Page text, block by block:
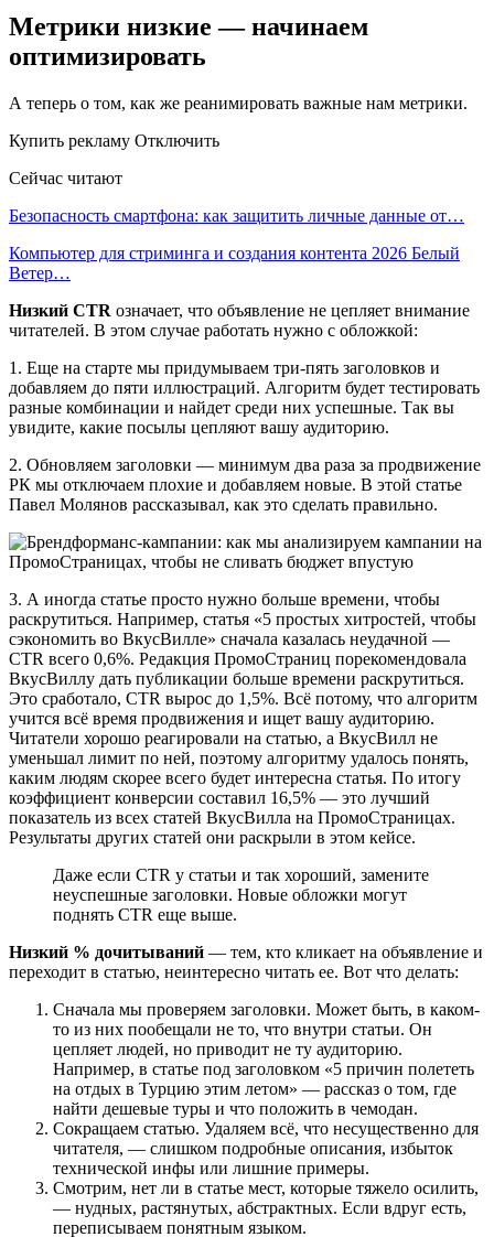
Метрики низкие — начинаем
оптимизировать
А теперь о том, как же реанимировать важные нам метрики.
Купить рекламу Отключить
Сейчас читают
Безопасность смартфона: как защитить личные данные от…
Компьютер для стриминга и создания контента 2026 Белый
Ветер…
Низкий CTR означает, что объявление не цепляет внимание
читателей. В этом случае работать нужно с обложкой:
1. Еще на старте мы придумываем три-пять заголовков и
добавляем до пяти иллюстраций. Алгоритм будет тестировать
разные комбинации и найдет среди них успешные. Так вы
увидите, какие посылы цепляют вашу аудиторию.
2. Обновляем заголовки — минимум два раза за продвижение
РК мы отключаем плохие и добавляем новые. В этой статье
Павел Молянов рассказывал, как это сделать правильно.
3. А иногда статье просто нужно больше времени, чтобы
раскрутиться. Например, статья «5 простых хитростей, чтобы
сэкономить во ВкусВилле» сначала казалась неудачной —
CTR всего 0,6%. Редакция ПромоСтраниц порекомендовала
ВкусВиллу дать публикации больше времени раскрутиться.
Это сработало, CTR вырос до 1,5%. Всё потому, что алгоритм
учится всё время продвижения и ищет вашу аудиторию.
Читатели хорошо реагировали на статью, а ВкусВилл не
уменьшал лимит по ней, поэтому алгоритму удалось понять,
каким людям скорее всего будет интересна статья. По итогу
коэффициент конверсии составил 16,5% — это лучший
показатель из всех статей ВкусВилла на ПромоСтраницах.
Результаты других статей они раскрыли в этом кейсе.
Даже если CTR у статьи и так хороший, замените
неуспешные заголовки. Новые обложки могут
поднять CTR еще выше.
Низкий % дочитываний — тем, кто кликает на объявление и
переходит в статью, неинтересно читать ее. Вот что делать:
Сначала мы проверяем заголовки. Может быть, в каком-
то из них пообещали не то, что внутри статьи. Он
цепляет людей, но приводит не ту аудиторию.
Например, в статье под заголовком «5 причин полететь
на отдых в Турцию этим летом» — рассказ о том, где
найти дешевые туры и что положить в чемодан.
Сокращаем статью. Удаляем всё, что несущественно для
читателя, — слишком подробные описания, избыток
технической инфы или лишние примеры.
Смотрим, нет ли в статье мест, которые тяжело осилить,
— нудных, растянутых, абстрактных. Если вдруг есть,
переписываем понятным языком.